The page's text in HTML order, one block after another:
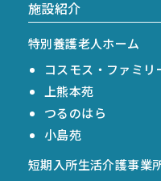
施設紹介
特別養護老人ホーム
コスモス・ファミリ
上熊本苑
つるのはら
小島苑
短期入所生活介護事業